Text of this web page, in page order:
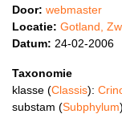
Door: webmaster
Locatie: Gotland,
Datum: 24-02-2006
Taxonomie
klasse (Classis):
substam (Subphylum